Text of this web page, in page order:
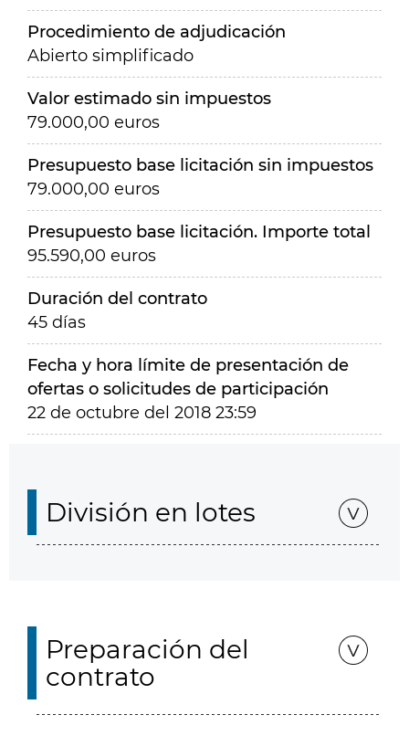
Procedimiento de adjudicación
Abierto simplificado
Valor estimado sin impuestos
79.000,00 euros
Presupuesto base licitación sin impuestos
79.000,00 euros
Presupuesto base licitación. Importe total
95.590,00 euros
Duración del contrato
45 días
Fecha y hora límite de presentación de
ofertas o solicitudes de participación
22 de octubre del 2018 23:59
División en lotes
Preparación del
contrato